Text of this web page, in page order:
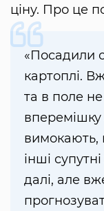
ціну. Про це
«Посадили
картоплі.
та в поле
вимокають,
інші
далі, але